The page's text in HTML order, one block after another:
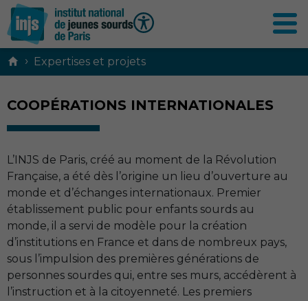
Contenu
› Expertises et projets
COOPÉRATIONS INTERNATIONALES
L’INJS de Paris, créé au moment de la Révolution
Française, a été dès l’origine un lieu d’ouverture au
monde et d’échanges internationaux. Premier
établissement public pour enfants sourds au
monde, il a servi de modèle pour la création
d’institutions en France et dans de nombreux pays,
sous l’impulsion des premières générations de
personnes sourdes qui, entre ses murs, accédèrent à
l’instruction et à la citoyenneté. Les premiers